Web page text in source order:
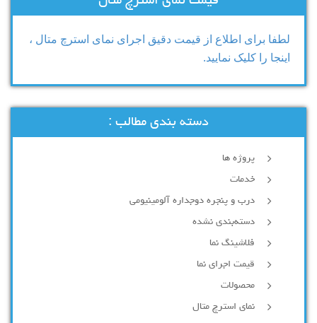
لطفا برای اطلاع از قیمت دقیق اجرای نمای استرچ متال ،
اینجا را کلیک نمایید.
دسته بندی مطالب :
پروژه ها
خدمات
درب و پنجره دوجداره آلومینیومی
دسته‌بندی نشده
فلاشینگ نما
قیمت اجرای نما
محصولات
نمای استرچ متال